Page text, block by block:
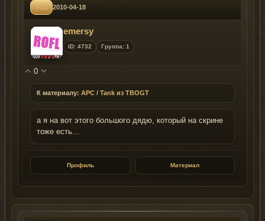
#11 2010-04-18
emersy
ID: 4732 Группа: 1
0
К материалу: APC / Tank из TBOGT
а я на вот этого большого дядю, который на скрине
тоже есть...
Профиль Материал